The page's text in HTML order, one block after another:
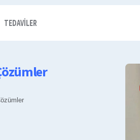
TEDAVILER